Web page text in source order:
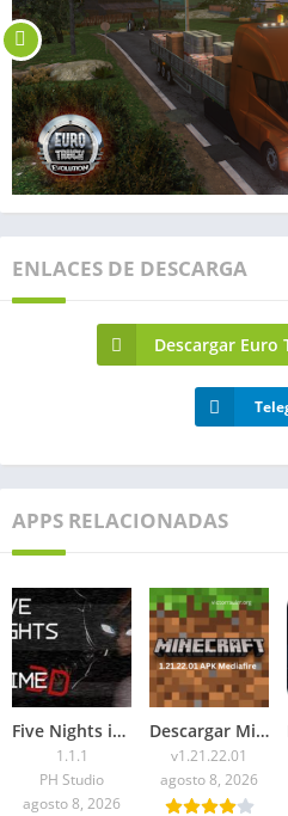
ENLACES DE DESCARGA
Descargar Euro
APPS RELACIONADAS
Five Nights in Anime 3D APK 2026 para Android
1.1.1
PH Studio
agosto 8, 2026
Descargar Minecraft 1.21.22.01 APK Mediafire
v1.21.22.01
agosto 8, 2026